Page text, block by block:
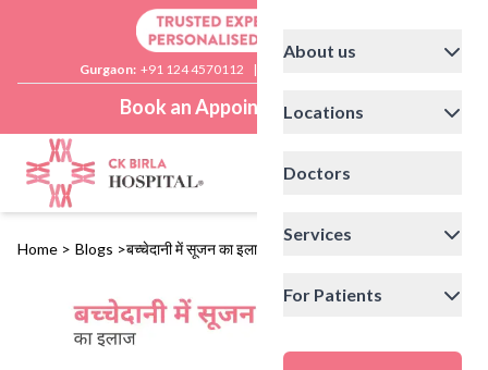
Gurgaon: +91 124 4570112 |
Book an Appointment
About us
Locations
Doctors
Services
For Patients
Home > Blogs >बच्चेदानी में सूजन का इलाज